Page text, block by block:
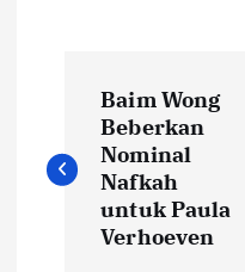
a
v
Baim Wong
Beberkan
Nominal
Nafkah
untuk Paula
Verhoeven